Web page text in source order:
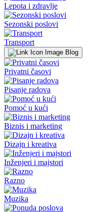
Lepota i zdravlje
Sezonski poslovi
Transport
Blog
Privatni časovi
Pisanje radova
Pomoć u kući
Biznis i marketing
Dizajn i kreativa
Inženjeri i majstori
Razno
Muzika